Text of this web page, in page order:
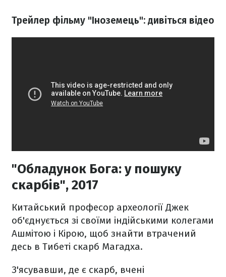
Трейлер фільму "Іноземець": дивіться відео
"Обладунок Бога: у пошуку
скарбів", 2017
Китайський професор археології Джек
об'єднується зі своїми індійськими колегами
Ашмітою і Кірою, щоб знайти втрачений
десь в Тибеті скарб Магадха.
З'ясувавши, де є скарб, вчені